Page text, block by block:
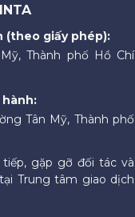
(theo giấy phép):
Thành phố Hồ Chí
Tân Mỹ, Thành phố
gặp gỡ đối tác và
Trung tâm giao dịch